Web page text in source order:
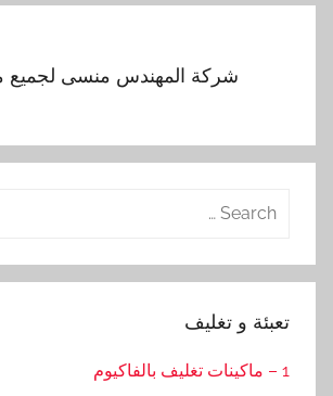
شركة المهندس منسى لجميع
Search
تعبئة و تغليف
1 – ماكينات تغليف بالفاكيوم